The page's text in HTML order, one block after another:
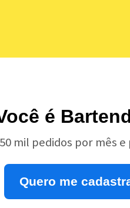
é
mil pedidos por mês
Quero me